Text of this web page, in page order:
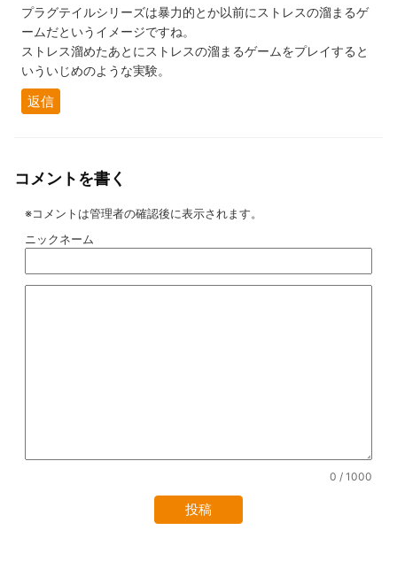
プラグテイルシリーズは暴力的とか以前にストレスの溜まるゲ
ームだというイメージですね。
ストレス溜めたあとにストレスの溜まるゲームをプレイすると
いういじめのような実験。
返信
コメントを書く
※コメントは管理者の確認後に表示されます。
ニックネーム
0 / 1000